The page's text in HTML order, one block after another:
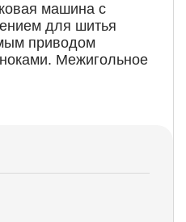
машина с
для шитья
приводом
Межигольное